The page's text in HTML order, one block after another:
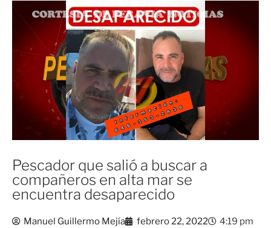
Pescador que salió a buscar a
compañeros en alta mar se
encuentra desaparecido
Manuel Guillermo Mejía febrero 22, 2022 4:19 pm